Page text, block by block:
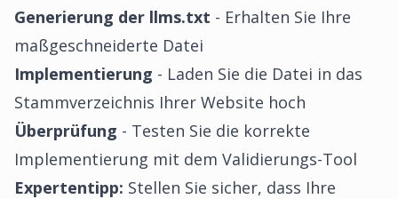
Generierung der llms.txt - Erhalten Sie Ihre
maßgeschneiderte Datei
Implementierung - Laden Sie die Datei in das
Stammverzeichnis Ihrer Website hoch
Überprüfung - Testen Sie die korrekte
Implementierung mit dem Validierungs-Tool
Expertentipp: Stellen Sie sicher, dass Ihre